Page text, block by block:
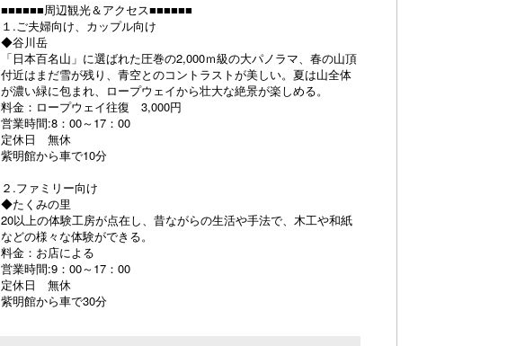
■■■■■■周辺観光＆アクセス■■■■■■
１.ご夫婦向け、カップル向け
◆谷川岳
「日本百名山」に選ばれた圧巻の2,000ｍ級の大パノラマ、春の山頂
付近はまだ雪が残り、青空とのコントラストが美しい。夏は山全体
が濃い緑に包まれ、ロープウェイから壮大な絶景が楽しめる。
料金：ロープウェイ往復 3,000円
営業時間:8：00～17：00
定休日 無休
紫明館から車で10分
２.ファミリー向け
◆たくみの里
20以上の体験工房が点在し、昔ながらの生活や手法で、木工や和紙
などの様々な体験ができる。
料金：お店による
営業時間:9：00～17：00
定休日 無休
紫明館から車で30分